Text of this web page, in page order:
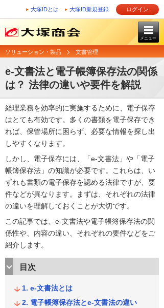
大塚IDとは 大塚ID新規登録 ログイン
メニュー
ソリューション・製品 文書管理
e-文書法と電子帳簿保存法の関係
は？ 法律の違いや要件を解説
経理業務を効率的に実施するために、電子保存
はとても有効です。多くの書類を電子保存でき
れば、保管場所に困らず、必要な情報を探し出
しやすくなります。
しかし、電子保存には、「e-文書法」や「電子
帳簿保存法」の知識が必要です。これらは、い
ずれも書類の電子保存を認める法律ですが、要
件などが異なります。まずは、それぞれの法律
の違いを理解しておくことが大切です。
この記事では、e-文書法や電子帳簿保存法の関
係性や、内容の違い、それぞれの要件などをご
紹介します。
目次
e-文書法とは
電子帳簿保存法とe-文書法の違い